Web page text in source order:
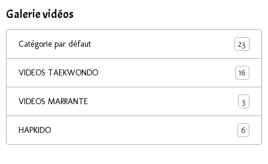
Galerie vidéos
Catégorie par défaut 23
VIDEOS TAEKWONDO 16
VIDEOS MARRANTE 3
HAPKIDO 6